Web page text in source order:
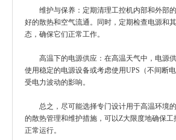
维护与保养：定期清理工控机内部和外部
好的散热和空气流通。同时，定期检查电源和
态，确保它们正常工作。
高温下的电源供应：在高温天气中，电源
使用稳定的电源设备或考虑使用UPS（不间断
受电力波动的影响。
总之，尽可能选择专门设计用于高温环境
的散热管理和维护措施，可以Z大限度地确保工
正常运行。